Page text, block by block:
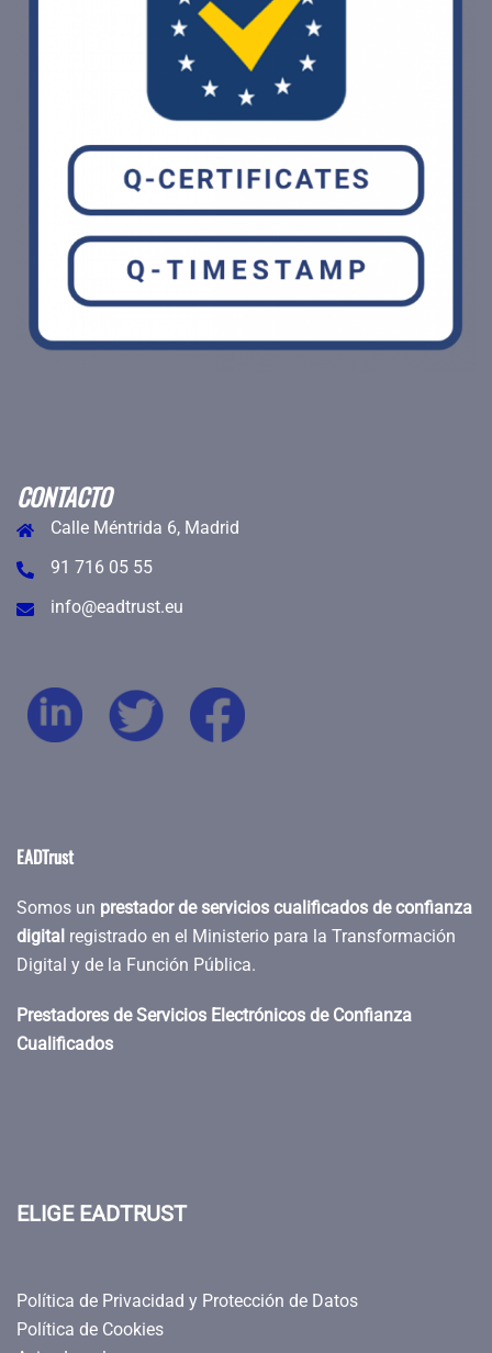
CONTACTO
Calle Méntrida 6, Madrid
91 716 05 55
info@eadtrust.eu
EADTrust
Somos un prestador de servicios cualificados de confianza
digital registrado en el Ministerio para la Transformación
Digital y de la Función Pública.
Prestadores de Servicios Electrónicos de Confianza
Cualificados
ELIGE EADTRUST
Política de Privacidad y Protección de Datos
Política de Cookies